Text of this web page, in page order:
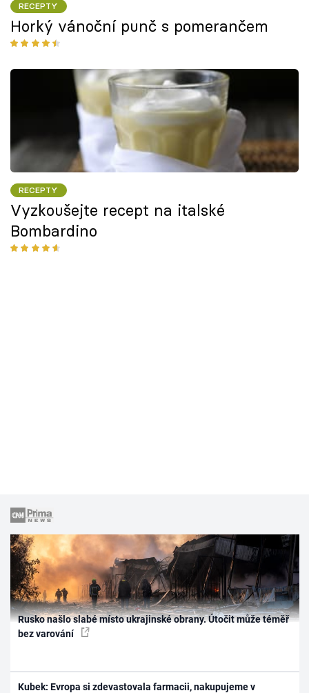
RECEPTY
Horký vánoční punč s pomerančem
RECEPTY
Vyzkoušejte recept na italské
Bombardino
Rusko našlo slabé místo ukrajinské obrany. Útočit může téměř
bez varování
Kubek: Evropa si zdevastovala farmacii, nakupujeme v